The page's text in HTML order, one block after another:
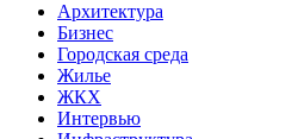
Архитектура
Бизнес
Городская среда
Жилье
ЖКХ
Интервью